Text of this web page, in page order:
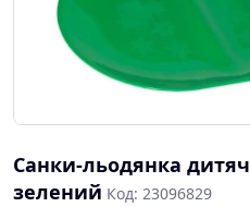
Санки-льодянка
зелений Код: 23096829